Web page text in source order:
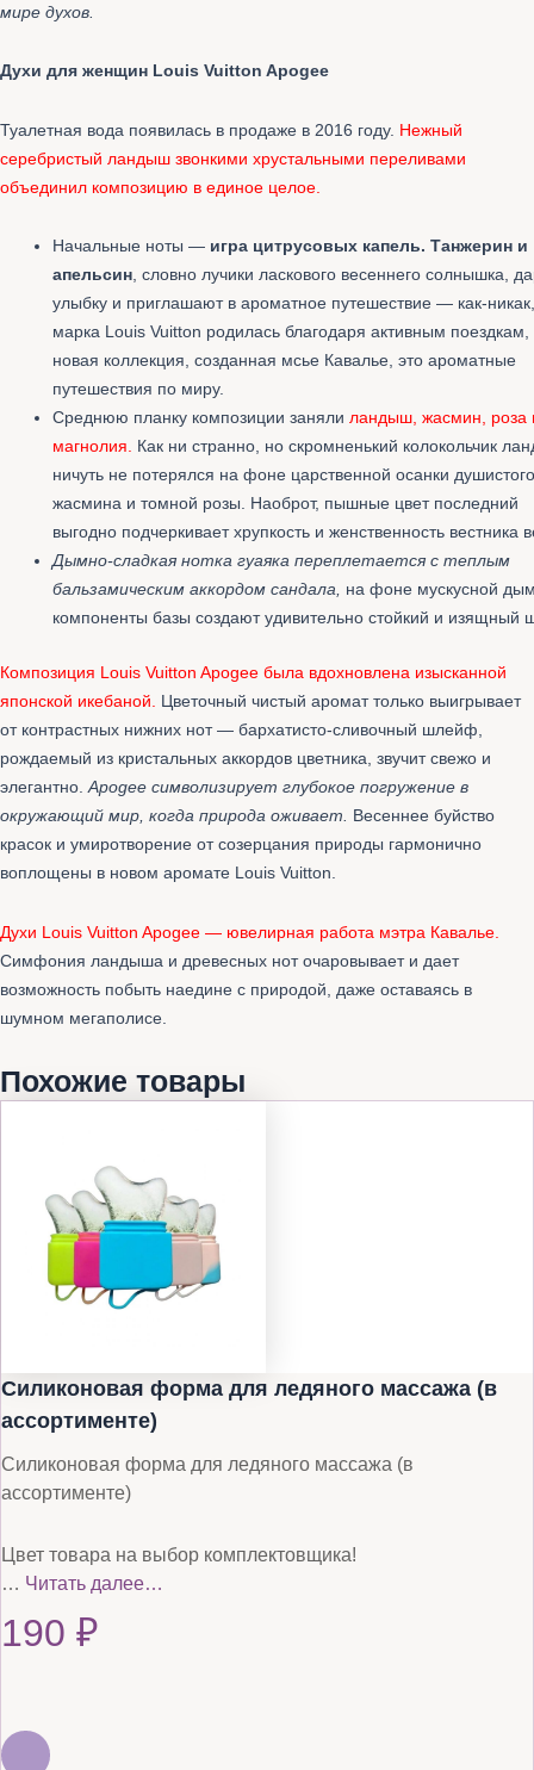
мире духов.
Духи для женщин Louis Vuitton Apogee
Туалетная вода появилась в продаже в 2016 году. Нежный
серебристый ландыш звонкими хрустальными переливами
объединил композицию в единое целое.
Начальные ноты — игра цитрусовых капель. Танжерин и
апельсин, словно лучики ласкового весеннего солнышка,
улыбку и приглашают в ароматное путешествие — как-никак,
марка Louis Vuitton родилась благодаря активным поездкам,
новая коллекция, созданная мсье Кавалье, это ароматные
путешествия по миру.
Среднюю планку композиции заняли ландыш, жасмин, роза
магнолия. Как ни странно, но скромненький колокольчик
ничуть не потерялся на фоне царственной осанки душистого
жасмина и томной розы. Наоброт, пышные цвет последний
выгодно подчеркивает хрупкость и женственность вестника
Дымно-сладкая нотка гуаяка переплетается с теплым
бальзамическим аккордом сандала, на фоне мускусной
компоненты базы создают удивительно стойкий и изящный
Композиция Louis Vuitton Apogee была вдохновлена изысканной
японской икебаной. Цветочный чистый аромат только выигрывает
от контрастных нижних нот — бархатисто-сливочный шлейф,
рождаемый из кристальных аккордов цветника, звучит свежо и
элегантно. Apogee символизирует глубокое погружение в
окружающий мир, когда природа оживает. Весеннее буйство
красок и умиротворение от созерцания природы гармонично
воплощены в новом аромате Louis Vuitton.
Духи Louis Vuitton Apogee — ювелирная работа мэтра Кавалье.
Симфония ландыша и древесных нот очаровывает и дает
возможность побыть наедине с природой, даже оставаясь в
шумном мегаполисе.
Похожие товары
Силиконовая форма для ледяного массажа (в
ассортименте)
Силиконовая форма для ледяного массажа (в
ассортименте)
Цвет товара на выбор комплектовщика!
… Читать далее…
190 ₽